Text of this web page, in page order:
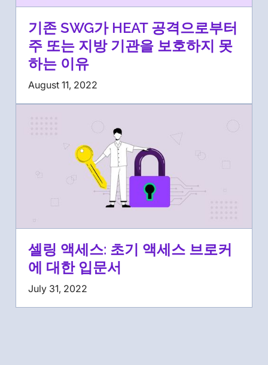
기존 SWG가 HEAT 공격으로부터
주 또는 지방 기관을 보호하지 못
하는 이유
August 11, 2022
셀링 액세스: 초기 액세스 브로커
에 대한 입문서
July 31, 2022